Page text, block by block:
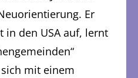
Er
in den USA auf, lernt
mit einem